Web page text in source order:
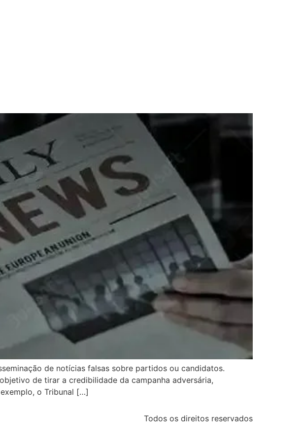
de notícias falsas sobre partidos ou candidatos.
de tirar a credibilidade da campanha adversária,
o Tribunal […]
Todos os direitos reservados